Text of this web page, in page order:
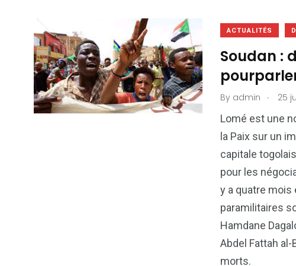
ACTUALITÉS
Soudan :
By admin . 25
Lomé est une
la Paix sur un
capitale
pour les
y a quatre mois
paramilitaires
Hamdane
Abdel Fattah
morts.